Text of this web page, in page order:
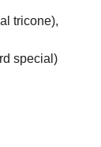
tricone),
special)